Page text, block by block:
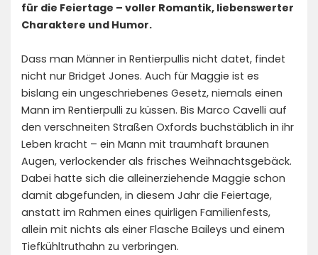
für die Feiertage – voller Romantik, liebenswerter
Charaktere und Humor.
Dass man Männer in Rentierpullis nicht datet, findet
nicht nur Bridget Jones. Auch für Maggie ist es
bislang ein ungeschriebenes Gesetz, niemals einen
Mann im Rentierpulli zu küssen. Bis Marco Cavelli auf
den verschneiten Straßen Oxfords buchstäblich in ihr
Leben kracht – ein Mann mit traumhaft braunen
Augen, verlockender als frisches Weihnachtsgebäck.
Dabei hatte sich die alleinerziehende Maggie schon
damit abgefunden, in diesem Jahr die Feiertage,
anstatt im Rahmen eines quirligen Familienfests,
allein mit nichts als einer Flasche Baileys und einem
Tiefkühltruthahn zu verbringen.